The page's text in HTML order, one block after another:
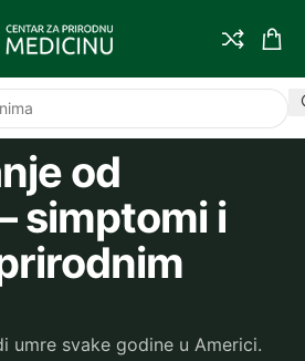
od
simptomi i
umre svake godine u Americi.